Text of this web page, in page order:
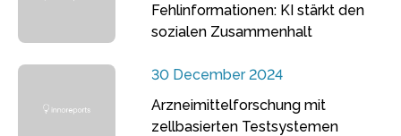
Fehlinformationen: KI stärkt den
sozialen Zusammenhalt
30 December 2024
Arzneimittelforschung mit
zellbasierten Testsystemen